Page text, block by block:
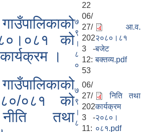
22
को
।
७
९
।
८
०
06/
27/
202
3 -
12:
53
आ.व.
२०८०।८१
बजेट
बक्तव्य.pdf
०८१ को
नीति तथा
७
९
।
८
06/
27/
202
3 -
11:
निति तथा
कार्यक्रम
२०८०।
०८१.pdf